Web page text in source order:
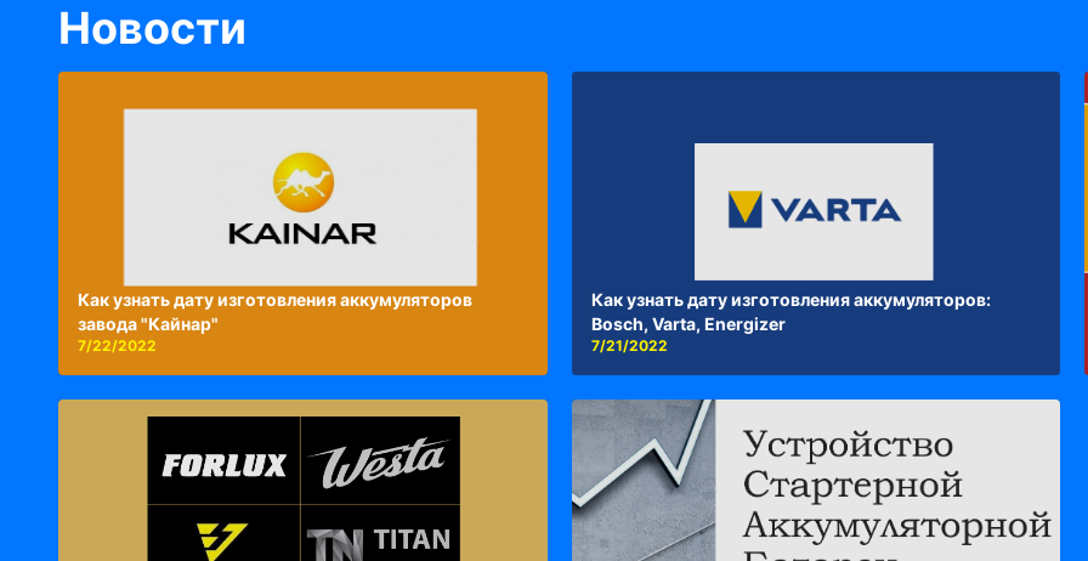
Новости
Как узнать дату изготовления аккумуляторов
завода "Кайнар"
7/22/2022
Как узнать дату изготовления аккумуляторов:
Bosch, Varta, Energizer
7/21/2022